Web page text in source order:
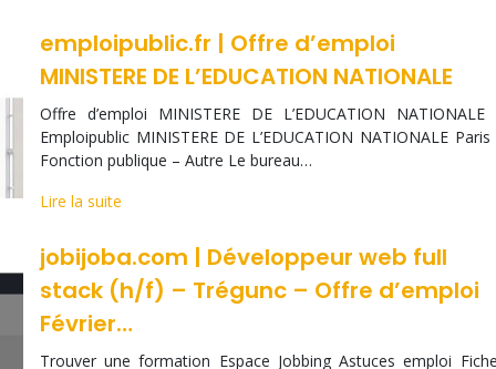
emploipublic.fr | Offre d’emploi
MINISTERE DE L’EDUCATION NATIONALE
Offre d’emploi MINISTERE DE L’EDUCATION NATIONALE
Emploipublic MINISTERE DE L’EDUCATION NATIONALE Paris
Fonction publique – Autre Le bureau…
Lire la suite
jobijoba.com | Développeur web full
stack (h/f) – Trégunc – Offre d’emploi
Février…
Trouver une formation Espace Jobbing Astuces emploi